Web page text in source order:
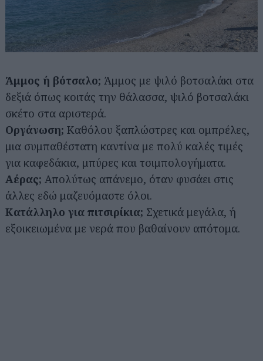
Άμμος ή βότσαλο; Άμμος με ψιλό βοτσαλάκι στα
δεξιά όπως κοιτάς την θάλασσα, ψιλό βοτσαλάκι
σκέτο στα αριστερά.
Οργάνωση; Καθόλου ξαπλώστρες και ομπρέλες,
μια συμπαθέστατη καντίνα με πολύ καλές τιμές
για καφεδάκια, μπύρες και τσιμπολογήματα.
Αέρας; Απολύτως απάνεμο, όταν φυσάει στις
άλλες εδώ μαζευόμαστε όλοι.
Κατάλληλο για πιτσιρίκια; Σχετικά μεγάλα, ή
εξοικειωμένα με νερά που βαθαίνουν απότομα.